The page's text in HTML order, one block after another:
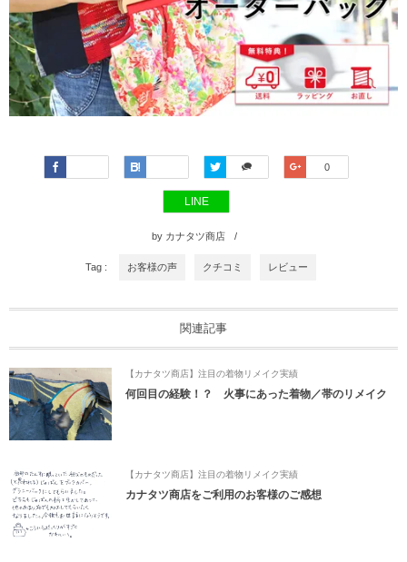
Twitter Google+
0
LINE
by カナタツ商店
Tag : お客様の声 クチコミ レビュー
関連記事
【カナタツ商店】注目の着物リメイク実績
何回目の経験！？ 火事にあった着物／帯のリメイク
【カナタツ商店】注目の着物リメイク実績
カナタツ商店をご利用のお客様のご感想